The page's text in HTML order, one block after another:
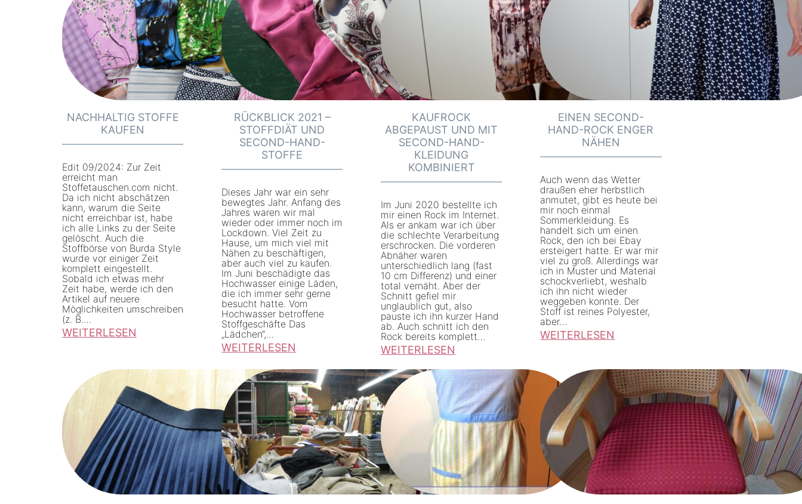
NACHHALTIG STOFFE
KAUFEN
Edit 09/2024: Zur Zeit
erreicht man
Stoffetauschen.com nicht.
Da ich nicht abschätzen
kann, warum die Seite
nicht erreichbar ist, habe
ich alle Links zu der Seite
gelöscht. Auch die
Stoffbörse von Burda Style
wurde vor einiger Zeit
komplett eingestellt.
Sobald ich etwas mehr
Zeit habe, werde ich den
Artikel auf neuere
Möglichkeiten umschreiben
(z. B.…
WEITERLESEN
h
a
RÜCKBLICK 2021 –
STOFFDIÄT UND
SECOND-HAND-
STOFFE
Dieses Jahr war ein sehr
bewegtes Jahr. Anfang des
Jahres waren wir mal
wieder oder immer noch im
Lockdown. Viel Zeit zu
Hause, um mich viel mit
Nähen zu beschäftigen,
aber auch viel zu kaufen.
Im Juni beschädigte das
Hochwasser einige Läden,
die ich immer sehr gerne
besucht hatte. Vom
Hochwasser betroffene
Stoffgeschäfte Das
„Lädchen“,…
WEITERLESEN
c
k
b
i
c
KAUFROCK
ABGEPAUST UND MIT
SECOND-HAND-
KLEIDUNG
KOMBINIERT
Im Juni 2020 bestellte ich
mir einen Rock im Internet.
Als er ankam war ich über
die schlechte Verarbeitung
erschrocken. Die vorderen
Abnäher waren
unterschiedlich lang (fast
10 cm Differenz) und einer
total vernäht. Aber der
Schnitt gefiel mir
unglaublich gut, also
pauste ich ihn kurzer Hand
ab. Auch schnitt ich den
Rock bereits komplett…
WEITERLESEN
K
a
u
f
r
o
c
EINEN SECOND-
HAND-ROCK ENGER
NÄHEN
Auch wenn das Wetter
draußen eher herbstlich
anmutet, gibt es heute bei
mir noch einmal
Sommerkleidung. Es
handelt sich um einen
Rock, den ich bei Ebay
ersteigert hatte. Er war mir
viel zu groß. Allerdings war
ich in Muster und Material
schockverliebt, weshalb
ich ihn nicht wieder
weggeben konnte. Der
Stoff ist reines Polyester,
aber…
WEITERLESEN
n
e
S
c